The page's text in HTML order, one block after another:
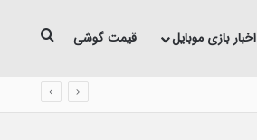
اخبار بازی موبایل قیمت گوشی